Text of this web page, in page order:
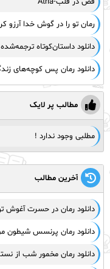
رمان تو را در گوش خدا آرزو
دانلود داستان‌کوتاه
دانلود رمان پس کوچه‌های
مطالب پر لایک
مطلبی وجود ندارد !
آخرین مطالب
دانلود رمان در حسرت آغوش
دانلود رمان پرنسس شیطون
دانلود رمان مخمور شب از